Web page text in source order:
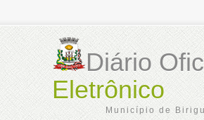
Diário
Eletrônico
Município de